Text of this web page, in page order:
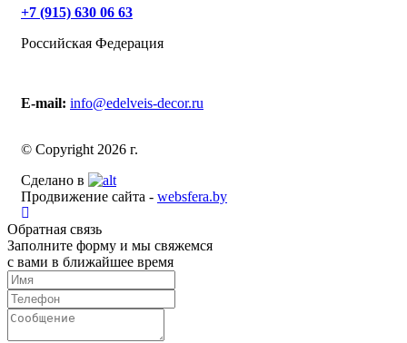
+7 (915) 630 06 63
Российская Федерация
E-mail: info@edelveis-decor.ru
© Copyright 2026 г.
Сделано в
Продвижение сайта - websfera.by
Обратная связь
Заполните форму и мы свяжемся
с вами в ближайшее время